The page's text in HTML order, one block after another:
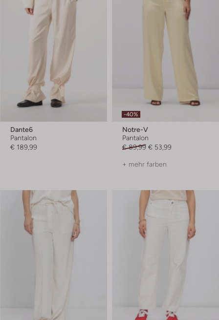
Dante6
Pantalon
€ 189,99
-40%
Notre-V
Pantalon
€ 89,99 € 53,99
+ mehr farben